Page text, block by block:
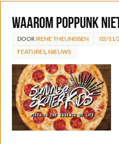
Waarom poppunk
DOOR IRENE THEUNISSEN
02/11/
FEATURES, NIEUWS